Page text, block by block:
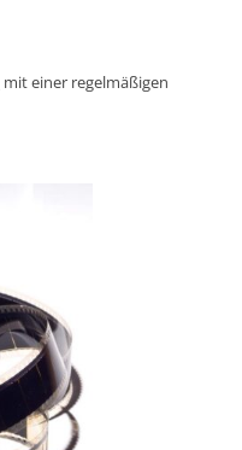
mit einer regelmäßigen